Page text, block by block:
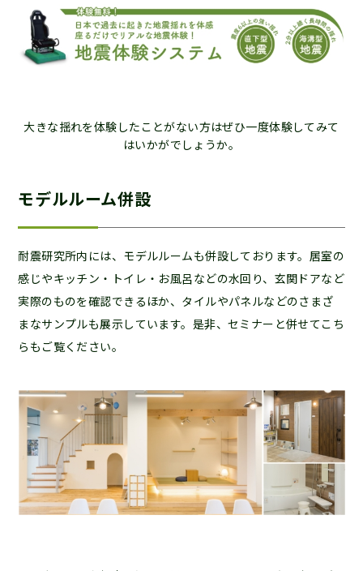
大きな揺れを体験したことがない方はぜひ一度体験してみて
はいかがでしょうか。
モデルルーム併設
耐震研究所内には、モデルルームも併設しております。居室の
感じやキッチン・トイレ・お風呂などの水回り、玄関ドアなど
実際のものを確認できるほか、タイルやパネルなどのさまざ
まなサンプルも展示しています。是非、セミナーと併せてこち
らもご覧ください。